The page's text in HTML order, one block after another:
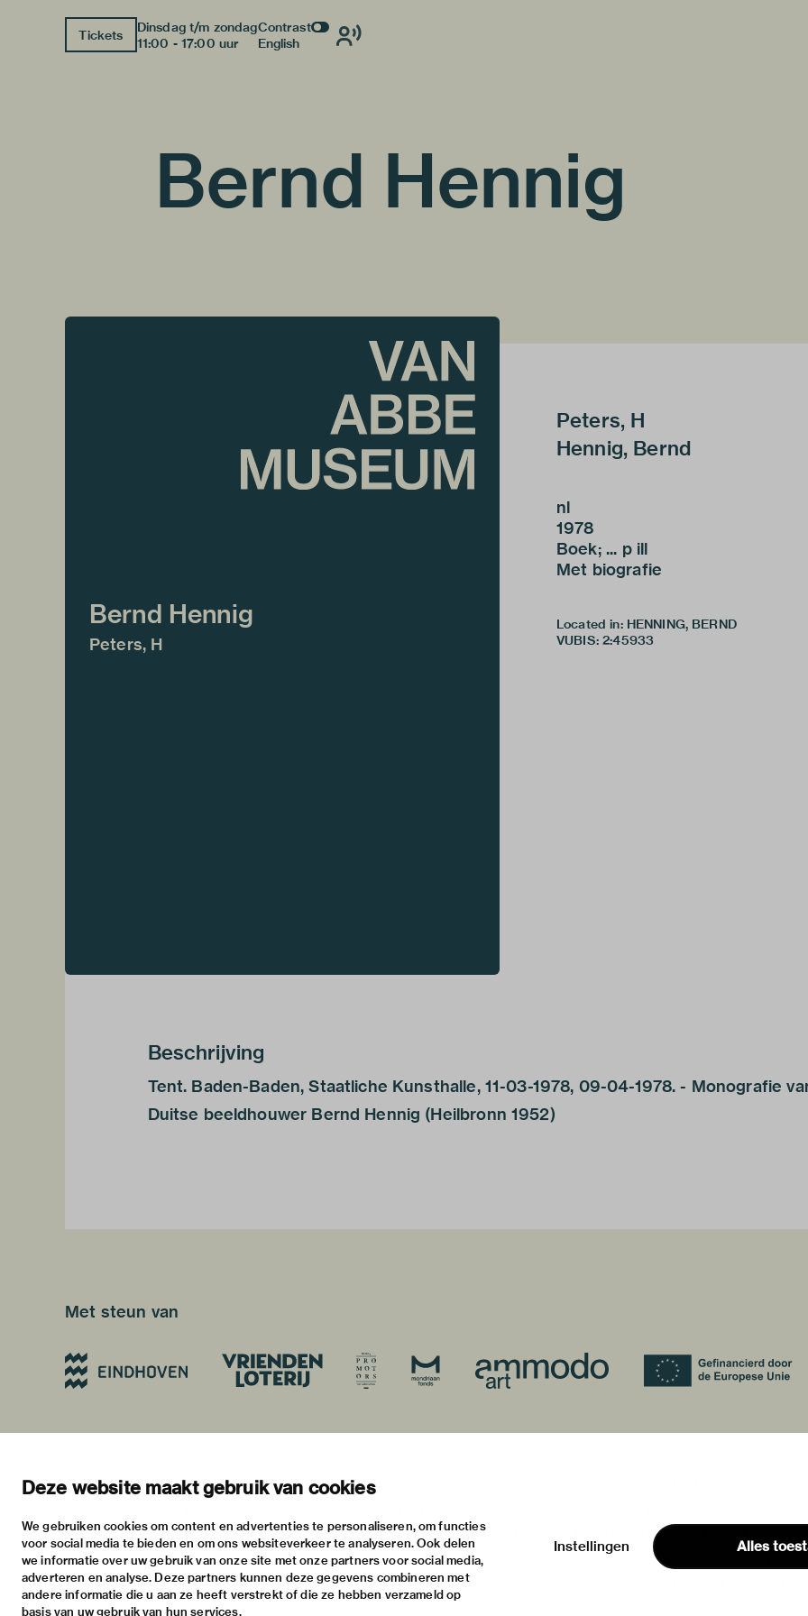
Deze website maakt gebruik van cookies
We gebruiken cookies om content en advertenties te personaliseren, om functies
voor social media te bieden en om ons websiteverkeer te analyseren. Ook delen
we informatie over uw gebruik van onze site met onze partners voor social media,
adverteren en analyse. Deze partners kunnen deze gegevens combineren met
andere informatie die u aan ze heeft verstrekt of die ze hebben verzameld op
basis van uw gebruik van hun services.
Alles
Instellingen
Tickets
Dinsdag t/m zondag
11:00 - 17:00 uur
Contrast
English
Bernd Hennig
Bernd Hennig
Peters, H
Peters, H
Hennig, Bernd
nl
1978
Boek; ... p ill
Met biografie
Located in: HENNING, BERND
VUBIS: 2:45933
Beschrijving
Tent. Baden-Baden, Staatliche Kunsthalle, 11-03-1978, 09-04-1978. - Monografie
Duitse beeldhouwer Bernd Hennig (Heilbronn 1952)
Met steun van
nieuwsbrief
instagram
twitter
linkedin
stratumsedijk 2 eindhoven
info@vanabbemuseum.nl
tentoonstellingen
praktische informatie
privacy & cookies
disclaimer & colofon